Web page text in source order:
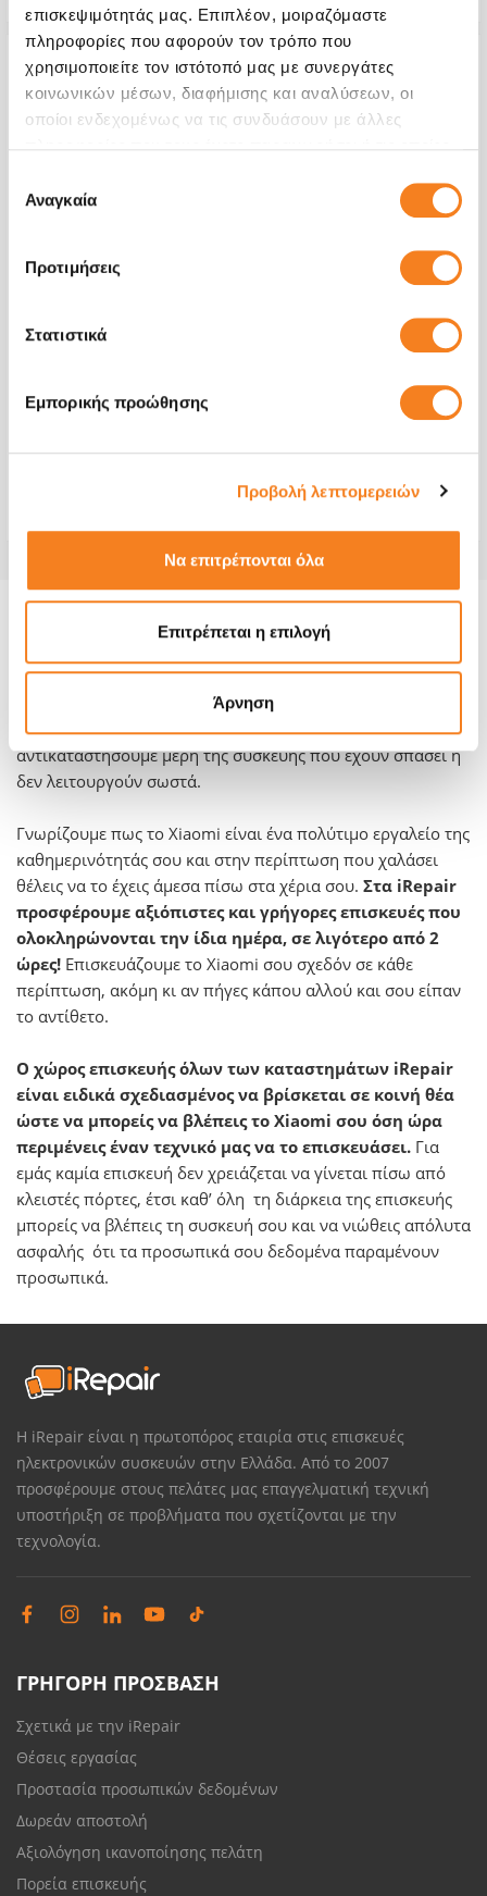
επισκεψιμότητάς μας. Επιπλέον, μοιραζόμαστε
πληροφορίες που αφορούν τον τρόπο που
χρησιμοποιείτε τον ιστότοπό μας με συνεργάτες
κοινωνικών μέσων, διαφήμισης και αναλύσεων, οι
οποίοι ενδεχομένως να τις συνδυάσουν με άλλες
των υπηρεσιών τους.
συγκατάθεσης
Αναγκαία
Προτιμήσεις
Στατιστικά
Εμπορικής προώθησης
Προβολή λεπτομερειών
Να επιτρέπονται όλα
Επιτρέπεται η επιλογή
Άρνηση
€56,45
€70,00
-
Πληροφορίες για το μοντέλο και την
επισκευή του:
Όποιο πρόβλημα κι αν αντιμετωπίζεις με το Xiaomi σου, σε
όλα τα καταστήματα iRepair μπορούμε να
αντικαταστήσουμε μέρη της συσκευής που έχουν σπάσει ή
δεν λειτουργούν σωστά.
Γνωρίζουμε πως το Xiaomi είναι ένα πολύτιμο εργαλείο της
καθημερινότητάς σου και στην περίπτωση που χαλάσει
θέλεις να το έχεις άμεσα πίσω στα χέρια σου. Στα iRepair
προσφέρουμε αξιόπιστες και γρήγορες επισκευές που
ολοκληρώνονται την ίδια ημέρα, σε λιγότερο από 2
ώρες! Επισκευάζουμε το Xiaomi σου σχεδόν σε κάθε
περίπτωση, ακόμη κι αν πήγες κάπου αλλού και σου είπαν
το αντίθετο.
Ο χώρος επισκευής όλων των καταστημάτων iRepair
είναι ειδικά σχεδιασμένος να βρίσκεται σε κοινή θέα
ώστε να μπορείς να βλέπεις το Xiaomi σου όση ώρα
περιμένεις έναν τεχνικό μας να το επισκευάσει. Για
εμάς καμία επισκευή δεν χρειάζεται να γίνεται πίσω από
κλειστές πόρτες, έτσι καθ’ όλη τη διάρκεια της επισκευής
μπορείς να βλέπεις τη συσκευή σου και να νιώθεις απόλυτα
ασφαλής ότι τα προσωπικά σου δεδομένα παραμένουν
προσωπικά.
Η iRepair είναι η πρωτοπόρος εταιρία στις επισκευές
ηλεκτρονικών συσκευών στην Ελλάδα. Από το 2007
προσφέρουμε στους πελάτες μας επαγγελματική τεχνική
υποστήριξη σε προβλήματα που σχετίζονται με την
τεχνολογία.
ΓΡΗΓΟΡΗ ΠΡΟΣΒΑΣΗ
Σχετικά με την iRepair
Θέσεις εργασίας
Προστασία προσωπικών δεδομένων
Δωρεάν αποστολή
Αξιολόγηση ικανοποίησης πελάτη
Πορεία επισκευής